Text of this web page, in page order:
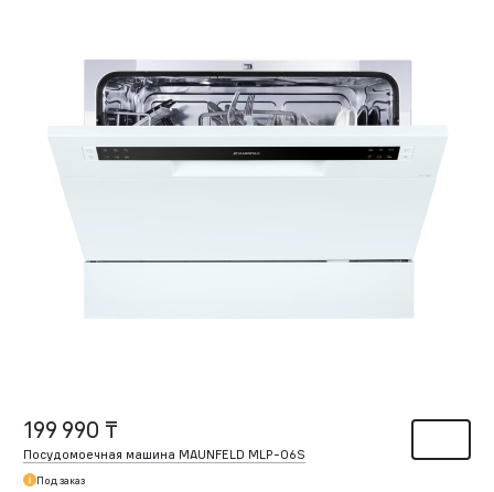
199 990 ₸
Посудомоечная машина MAUNFELD MLP-06S
Под заказ